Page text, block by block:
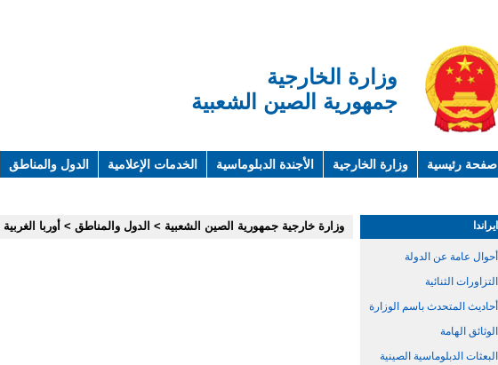
وزارة الخارجية
جمهورية الصين الشعبية
صفحة رئيسية وزارة الخارجية الأجندة الدبلوماسية الخدمات الإعلامية الدول والمناطق
ايراندا
أحوال عامة عن الدولة
التزاورات الثنائية
أحاديث المتحدث باسم الوزارة
الوثائق الهامة
البعثات الدبلوماسية الصينية
وزارة خارجية جمهورية الصين الشعبية > الدول والمناطق > أوربا الغربية